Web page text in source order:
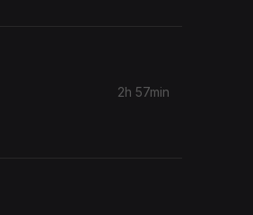
2h 57min